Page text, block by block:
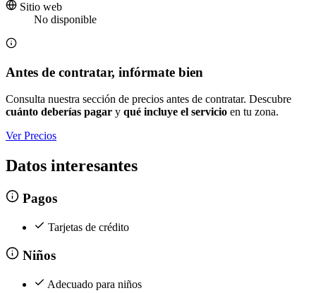
Sitio web
No disponible
Antes de contratar, infórmate bien
Consulta nuestra sección de precios antes de contratar. Descubre
cuánto deberías pagar y qué incluye el servicio en tu zona.
Ver Precios
Datos interesantes
Pagos
Tarjetas de crédito
Niños
Adecuado para niños